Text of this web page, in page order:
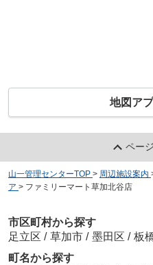
地図ア
ペー
山一管理センターTOP > 周辺施設案内
ア > ファミリーマート草加北谷店
市区町村から探す
足立区 / 草加市 / 墨田区 / 板
町名から探す